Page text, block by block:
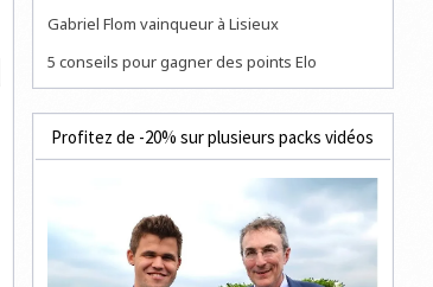
Gabriel Flom vainqueur à Lisieux
5 conseils pour gagner des points Elo
Profitez de -20% sur plusieurs packs vidéos